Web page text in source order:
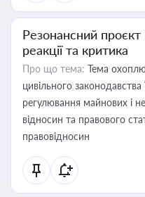
Резонансний
реакції та критика
Про що тема: Тема
цивільного
регулювання майнових і
відносин та правового
правовідносин